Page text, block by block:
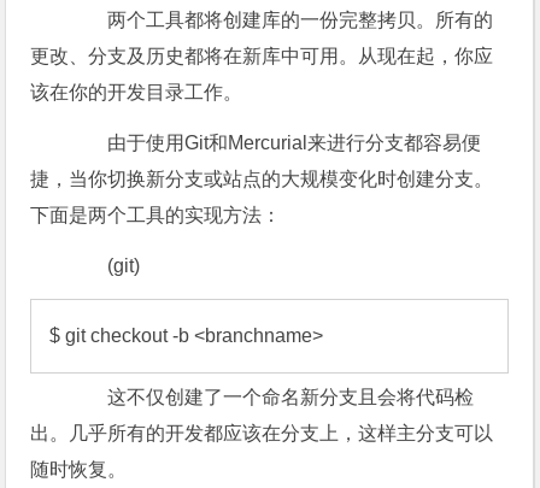
两个工具都将创建库的一份完整拷贝。所有的
更改、分支及历史都将在新库中可用。从现在起，你应
该在你的开发目录工作。
由于使用Git和Mercurial来进行分支都容易便
捷，当你切换新分支或站点的大规模变化时创建分支。
下面是两个工具的实现方法：
(git)
$ git checkout -b <branchname>
这不仅创建了一个命名新分支且会将代码检
出。几乎所有的开发都应该在分支上，这样主分支可以
随时恢复。